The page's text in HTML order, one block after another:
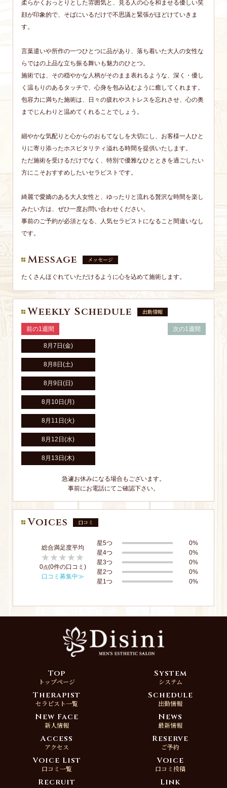
柔らかくおっとりとした雰囲気と、見る人の心を和ませる優しい笑
顔が印象的で、そばにいるだけで不思議と緊張がほどけていきま
す。
言葉遣いや所作の一つひとつに品があり、落ち着いた大人の女性な
らではの上品な立ち振る舞いも魅力のひとつ。
施術では、その穏やかな人柄がそのまま表れるような、深く・優し
く温もりのあるタッチで、心身を包み込むように癒してくれます。
包容力に満ちた施術は、日々の疲れやストレスを忘れさせ、心の奥
までじんわりと温めてくれることでしょう。
細やかな気配りと心からのおもてなしを大切にし、お客様一人ひと
りに寄り添ったホスピタリティ溢れる時間を提供いたします。
ただ施術を受けるだけでなく、特別で優雅なひとときを過ごしたい
方にこそおすすめしたいセラピストです。
綺麗で愛嬌のある大人女性と、ゆったりと流れる贅沢な時間を楽し
みたい方は、ぜひ一度お問い合わせください。
事前のご予約が必須となる、人気セラピストになること間違いなし
です。
Message メッセージ
たくさんほぐれていただけるように心を込めて施術します。
Weekly Schedule 出勤情報
前の1週間 次の1週間
8月7日(金)
8月8日 (土)
8月9日 (日)
8月10日(月)
8月11日(火)
8月12日(水)
8月13日(木)
急遽お休みになる場合もございます。
事前にお電話にてご確認下さい。
Voices 口コミ
総合満足度平均
0点(0件の口コミ)
口コミ募集中≫
星5つ
0%
星4つ
0%
星3つ
0%
星2つ
0%
星1つ
0%
Top
トップページ
System
システム
Therapist
セラピスト一覧
Schedule
出勤情報
New Face
新人情報
News
最新情報
Access
アクセス
Reserve
ご予約
Voice List
口コミ一覧
Voice
口コミ投稿
Recruit Link